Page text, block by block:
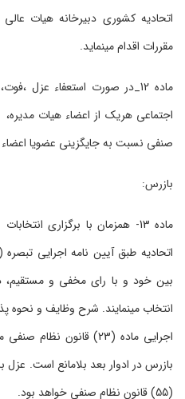
اتحادیه کشوری دبیرخانه هیات
مقررات اقدام می‏نماید.
ماده 12_در صورت استعفاء عزل
اجتماعی هریک از اعضاء هیات
صنفی نسبت به جایگزینی عضویا اعضاء
بازرس:
ماده 13- همزمان با برگزاری
بین خود و با رای مخفی و مستقیم،
انتخاب می‏نمایند. شرح وظایف و نحوه
اجرایی ماده (23) قانون
بازرس در ادوار بعد بلامانع است.
(55) قانون نظام صنفی خواهد بود.